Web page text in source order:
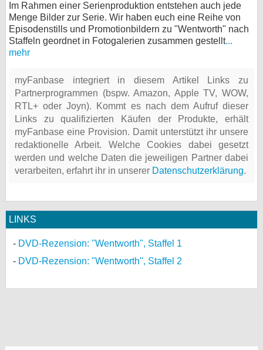
Im Rahmen einer Serienproduktion entstehen auch jede
Menge Bilder zur Serie. Wir haben euch eine Reihe von
Episodenstills und Promotionbildern zu "Wentworth" nach
Staffeln geordnet in Fotogalerien zusammen gestellt...
mehr
myFanbase integriert in diesem Artikel Links zu
Partnerprogrammen (bspw. Amazon, Apple TV, WOW,
RTL+ oder Joyn). Kommt es nach dem Aufruf dieser
Links zu qualifizierten Käufen der Produkte, erhält
myFanbase eine Provision. Damit unterstützt ihr unsere
redaktionelle Arbeit. Welche Cookies dabei gesetzt
werden und welche Daten die jeweiligen Partner dabei
verarbeiten, erfahrt ihr in unserer Datenschutzerklärung.
LINKS
DVD-Rezension: "Wentworth", Staffel 1
DVD-Rezension: "Wentworth", Staffel 2